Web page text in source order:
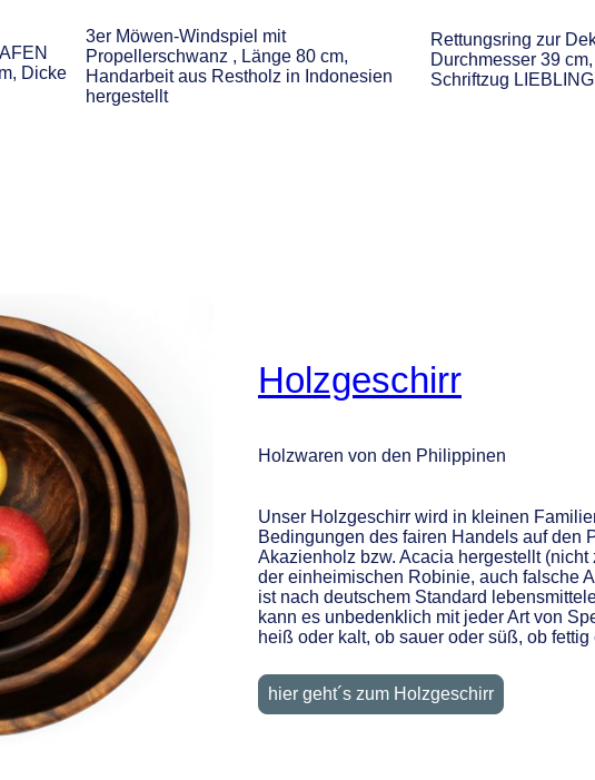
Dicke
3er Möwen-Windspiel mit
Propellerschwanz , Länge 80 cm,
Handarbeit aus Restholz in Indonesien
hergestellt
Rettungsring zur
Durchmesser 39
Schriftzug
Holzgeschirr
Holzwaren von den Philippinen
Unser Holzgeschirr wird in kleinen
Bedingungen des fairen Handels auf den
Akazienholz bzw. Acacia hergestellt (nicht
der einheimischen Robinie, auch falsche
ist nach deutschem Standard
kann es unbedenklich mit jeder Art von
heiß oder kalt, ob sauer oder süß, ob fettig
hier geht´s zum Holzgeschirr